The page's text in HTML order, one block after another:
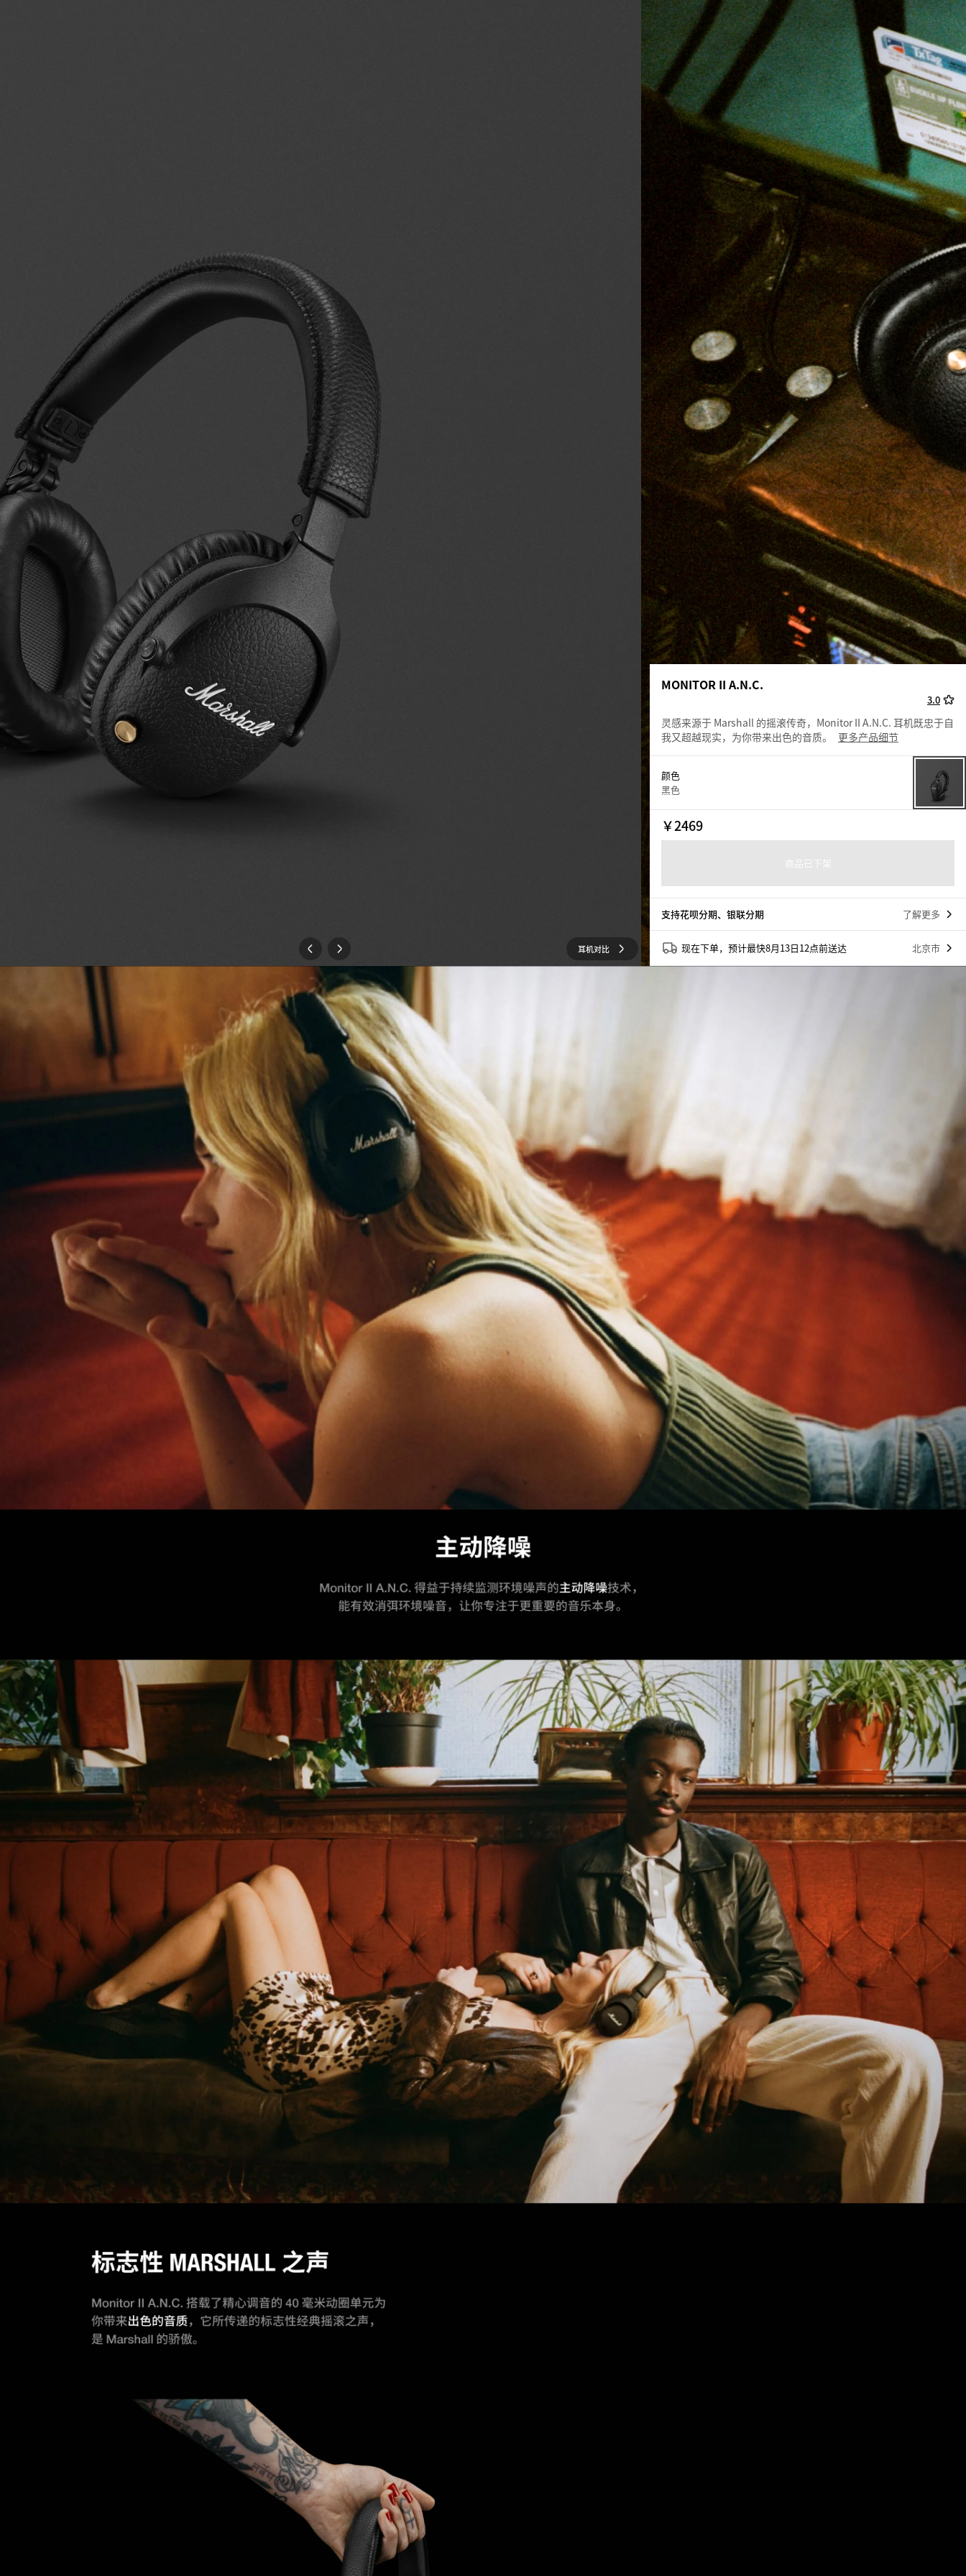
耳机对比
2000-100元 24期免息
MONITOR II A.N.C.
3.0
灵感来源于 Marshall 的摇滚传奇，Monitor II A.N.C. 耳机既忠于自
我又超越现实，为你带来出色的音质。
更多产品细节
颜色
黑色
￥2469
商品已下架
支持花呗分期、银联分期 了解更多
现在下单，预计最快8月13日12点前送达 北京市